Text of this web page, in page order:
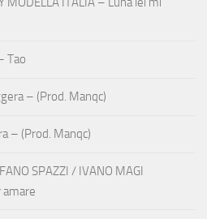
Tao
– (Prod. Manqc)
– (Prod. Manqc)
SPAZZI / IVANO MAGI
amare